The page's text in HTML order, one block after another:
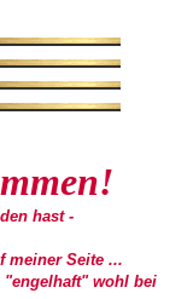
hast-
meiner Seite ...
"engelhaft" wohl bei